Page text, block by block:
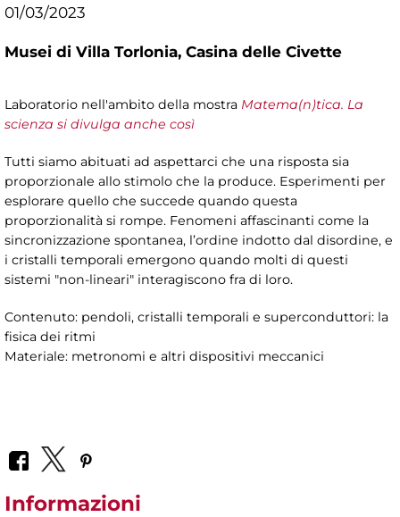
01/03/2023
Musei di Villa Torlonia, Casina delle Civette
Laboratorio nell'ambito della mostra Matema(n)tica. La
scienza si divulga anche così
Tutti siamo abituati ad aspettarci che una risposta sia
proporzionale allo stimolo che la produce. Esperimenti per
esplorare quello che succede quando questa
proporzionalità si rompe. Fenomeni affascinanti come la
sincronizzazione spontanea, l’ordine indotto dal disordine, e
i cristalli temporali emergono quando molti di questi
sistemi "non-lineari" interagiscono fra di loro.
Contenuto: pendoli, cristalli temporali e superconduttori: la
fisica dei ritmi
Materiale: metronomi e altri dispositivi meccanici
Informazioni